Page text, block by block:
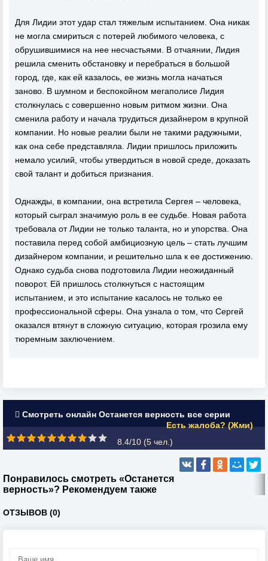
Для Лидии этот удар стал тяжелым испытанием. Она никак
не могла смириться с потерей любимого человека, с
обрушившимися на нее несчастьями. В отчаянии, Лидия
решила сменить обстановку и перебраться в большой
город, где, как ей казалось, ее жизнь могла начаться
заново. В шумном и беспокойном мегаполисе Лидия
столкнулась с совершенно новым ритмом жизни. Она
сменила работу и начала трудиться дизайнером в крупной
компании. Но новые реалии были не такими радужными,
как она себе представляла. Лидии пришлось приложить
немало усилий, чтобы утвердиться в новой среде, доказать
свой талант и добиться признания.
Однажды, в компании, она встретила Сергея – человека,
который сыграл значимую роль в ее судьбе. Новая работа
требовала от Лидии не только таланта, но и упорства. Она
поставила перед собой амбициозную цель – стать лучшим
дизайнером компании, и решительно шла к ее достижению.
Однако судьба снова подготовила Лидии неожиданный
поворот. Ей пришлось столкнуться с настоящим
испытанием, и это испытание касалось не только ее
профессиональной сферы. Она узнала о том, что Сергей
оказался втянут в сложную ситуацию, которая грозила ему
тюремным заключением.
Смотреть онлайн Останется верность все серии
Есть жалоба? (Жми)
8.4/10 (5 чел.)
Понравилось смотреть «Останется
верность»? Рекомендуем также
ОТЗЫВОВ (0)